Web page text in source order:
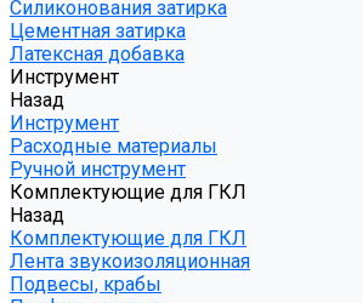
Силиконования затирка
Цементная затирка
Латексная добавка
Инструмент
Назад
Инструмент
Расходные материалы
Ручной инструмент
Комплектующие для ГКЛ
Назад
Комплектующие для ГКЛ
Лента звукоизоляционная
Подвесы, крабы